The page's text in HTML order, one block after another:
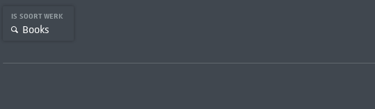
IS SOORT WERK
Books